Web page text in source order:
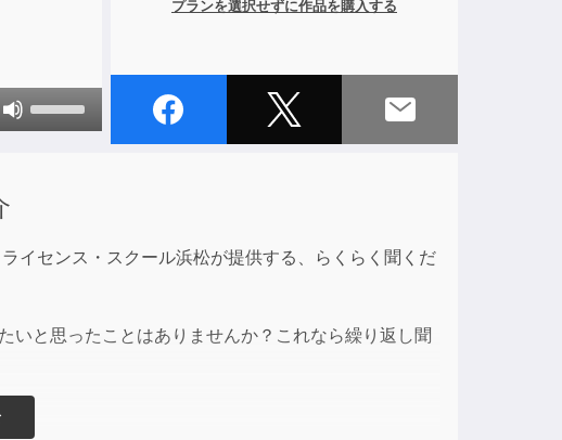
or
プランを選択せずに作品を購入する
イセンス・スクール浜松が提供する、らくらく聞くだ
いと思ったことはありませんか？これなら繰り返し聞